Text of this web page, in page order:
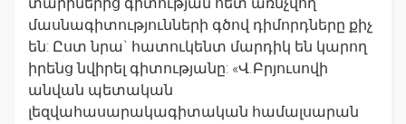
տարիներից գիտության հետ առնչվող
մասնագիտությունների գծով դիմորդները քիչ
են: Ըստ նրա` հատուկենտ մարդիկ են կարող
իրենց նվիրել գիտությանը: «Վ.Բրյուսովի
անվան պետական
լեզվահասարակագիտական համալսարան